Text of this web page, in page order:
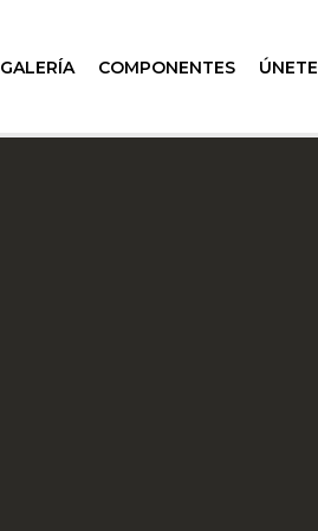
GALERÍA COMPONENTES ÚNETE